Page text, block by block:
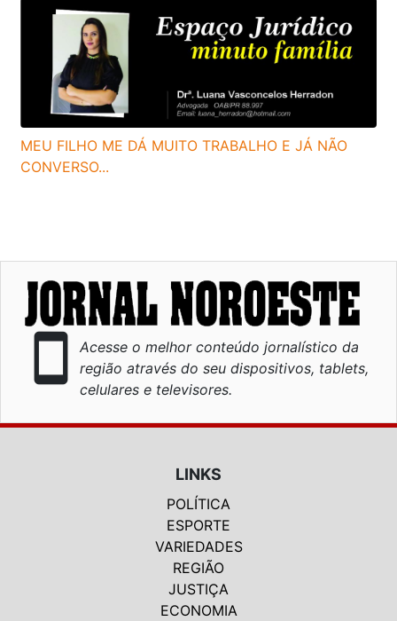
MEU FILHO ME DÁ MUITO TRABALHO E JÁ NÃO
CONVERSO...
smartphone
Acesse o melhor conteúdo jornalístico da
região através do seu dispositivos, tablets,
celulares e televisores.
LINKS
POLÍTICA
ESPORTE
VARIEDADES
REGIÃO
JUSTIÇA
ECONOMIA